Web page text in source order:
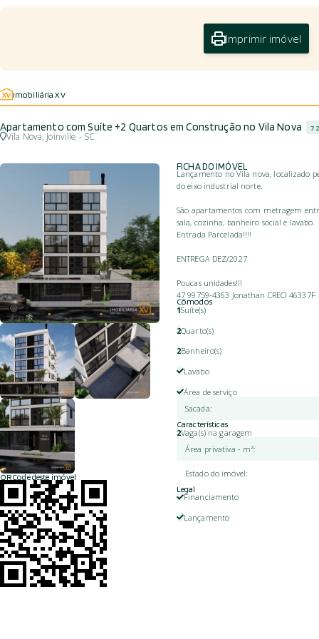
Imprimir imóvel
Imobiliária XV
Apartamento com Suíte +2 Quartos em Construção no Vila Nova
Vila Nova, Joinville - SC
QRCode deste imóvel
FICHA DO IMÓVEL
Lançamento no Vila nova, localizado
do eixo industrial norte.
São apartamentos com metragem
sala, cozinha, banheiro social e lavabo.
Entrada Parcelada!!!!
ENTREGA DEZ/2027
Poucas unidades!!!
47 99759-4363 Jonathan CRECI 46337F
Cômodos
1Suíte(s)
2Quarto(s)
2Banheiro(s)
Lavabo
Área de serviço
Sacada:
Características
2Vaga(s) na garagem
Área privativa - m²:
Estado do imóvel:
Legal
Financiamento
Lançamento